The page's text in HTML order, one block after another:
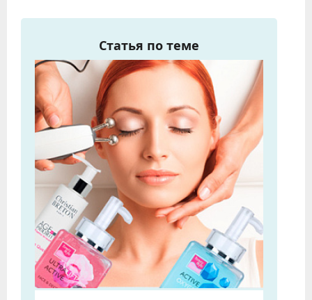
Статья по теме